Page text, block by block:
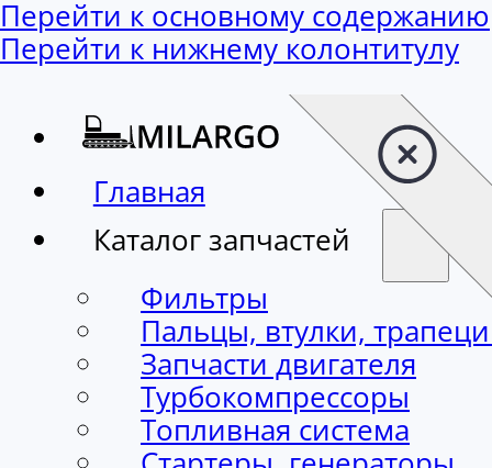
Перейти к основному содержанию
Перейти к нижнему колонтитулу
Главная
Каталог запчастей
Фильтры
Пальцы, втулки,
Запчасти двигателя
Турбокомпрессоры
Топливная система